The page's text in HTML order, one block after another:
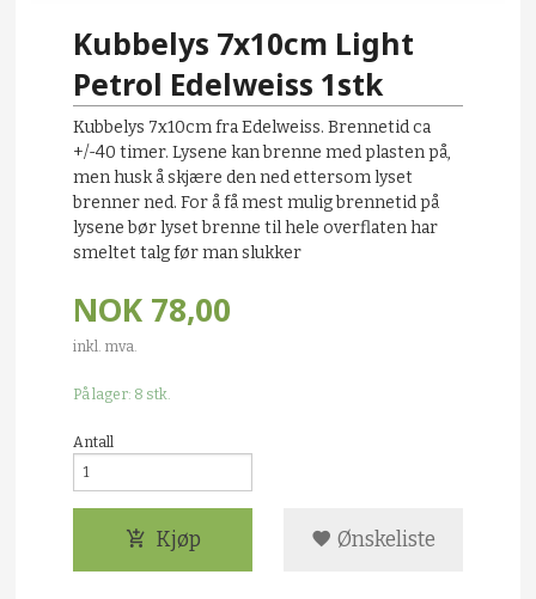
Kubbelys 7x10cm Light
Petrol Edelweiss 1stk
Kubbelys 7x10cm fra Edelweiss. Brennetid ca
+/-40 timer. Lysene kan brenne med plasten på,
men husk å skjære den ned ettersom lyset
brenner ned. For å få mest mulig brennetid på
lysene bør lyset brenne til hele overflaten har
smeltet talg før man slukker
NOK 78,00
inkl. mva.
På lager: 8 stk.
Antall
Kjøp Ønskeliste